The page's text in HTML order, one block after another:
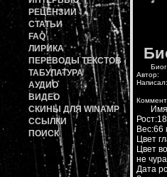
РЕЦЕНЗИИ
СТАТЬИ
FAQ
ЛИРИКА
ПЕРЕВОДЫ ТЕКСТОВ
ТАБУЛАТУРА
АУДИО
ВИДЕО
СКИНЫ ДЛЯ WINAMP
ССЫЛКИ
ПОИСК
Автор:
Написал:
Вес:66
Цвет
Цвет
не
Дата